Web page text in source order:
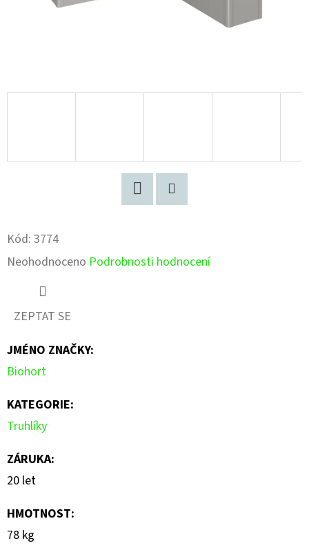
Kód: 3774
Průměrné
hodnocení
0,0
z
5
hvězdiček.
Neohodnoceno Podrobnosti hodnocení
ZEPTAT SE
JMÉNO ZNAČKY:
Biohort
KATEGORIE:
Truhlíky
ZÁRUKA:
20 let
HMOTNOST:
78 kg